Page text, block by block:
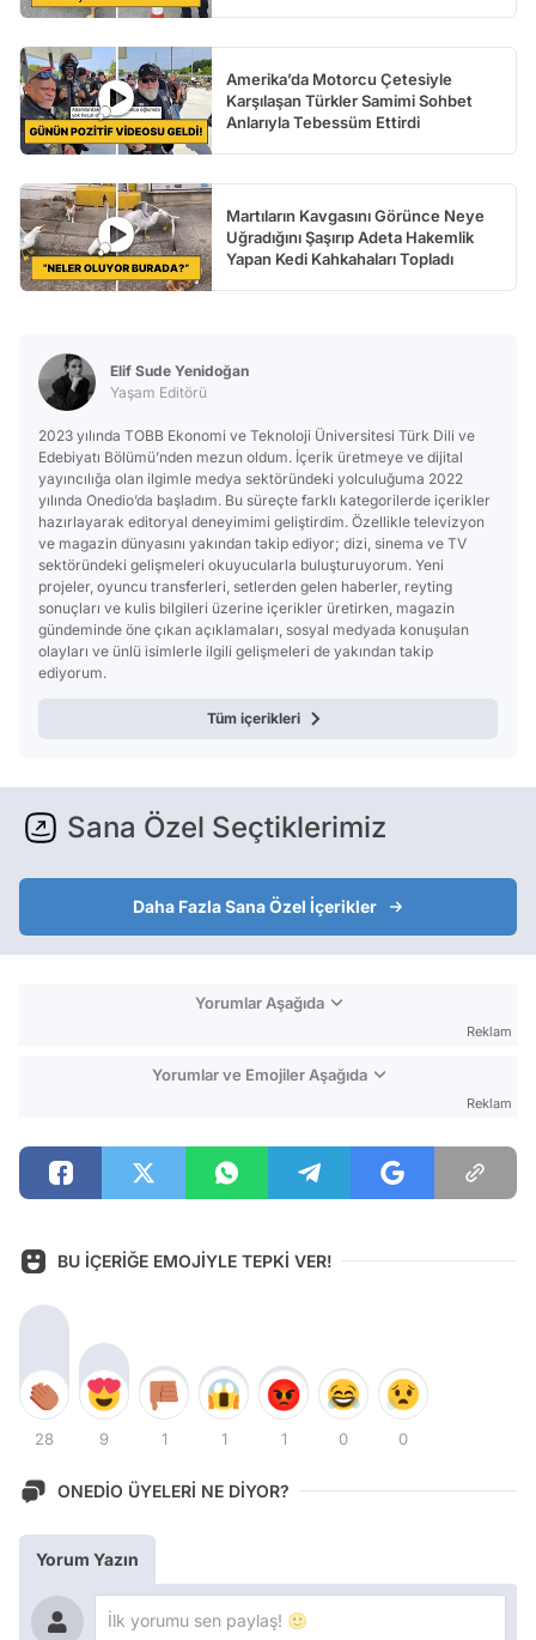
Amerika’da Motorcu Çetesiyle
Karşılaşan Türkler Samimi Sohbet
Anlarıyla Tebessüm Ettirdi
Martıların Kavgasını Görünce Neye
Uğradığını Şaşırıp Adeta Hakemlik
Yapan Kedi Kahkahaları Topladı
Elif Sude Yenidoğan
Yaşam Editörü
2023 yılında TOBB Ekonomi ve Teknoloji Üniversitesi Türk Dili ve
Edebiyatı Bölümü’nden mezun oldum. İçerik üretmeye ve dijital
yayıncılığa olan ilgimle medya sektöründeki yolculuğuma 2022
yılında Onedio’da başladım. Bu süreçte farklı kategorilerde içerikler
hazırlayarak editoryal deneyimimi geliştirdim. Özellikle televizyon
ve magazin dünyasını yakından takip ediyor; dizi, sinema ve TV
sektöründeki gelişmeleri okuyucularla buluşturuyorum. Yeni
projeler, oyuncu transferleri, setlerden gelen haberler, reyting
sonuçları ve kulis bilgileri üzerine içerikler üretirken, magazin
gündeminde öne çıkan açıklamaları, sosyal medyada konuşulan
olayları ve ünlü isimlerle ilgili gelişmeleri de yakından takip
ediyorum.
Tüm içerikleri
Sana Özel Seçtiklerimiz
Daha Fazla Sana Özel İçerikler
Yorumlar Aşağıda
Reklam
Yorumlar ve Emojiler Aşağıda
Reklam
BU İÇERİĞE EMOJİYLE TEPKİ VER!
28 9 1 1 1 0 0
ONEDİO ÜYELERİ NE DİYOR?
Yorum Yazın